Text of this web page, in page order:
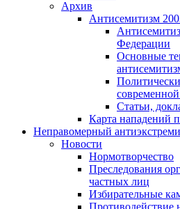
Архив
Антисемитизм
Федерации
Основные
Статьи,
Карта нападений
Неправомерный
Новости
Нормотворчество
Преследования
частных лиц
Избирательные